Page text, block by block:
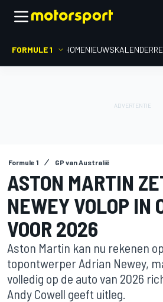
FORMULE 1 HOMENIEUWSKALENDER
Formule 1 GP van Australië
ASTON MARTIN
NEWEY VOLOP IN
VOOR 2026
Aston Martin kan nu rekenen
topontwerper Adrian Newey,
volledig op de auto van 2026
Andy Cowell geeft uitleg.